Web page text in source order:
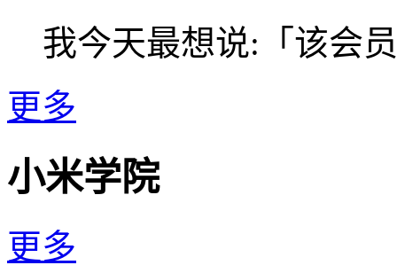
我今天最想说:「该会
更多
小米学院
更多